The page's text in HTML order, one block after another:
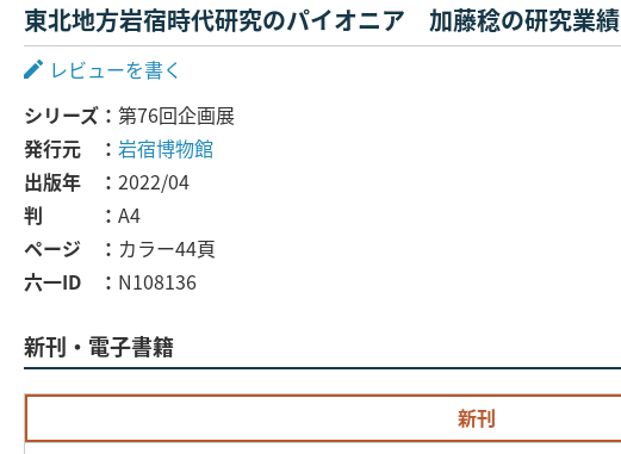
東北地方岩宿時代研究のパイオニア 加藤稔の研究業績
レビューを書く
シリーズ
第76回企画展
発行元
岩宿博物館
出版年
2022/04
判
A4
ページ
カラー44頁
六一ID
N108136
新刊・電子書籍
新刊